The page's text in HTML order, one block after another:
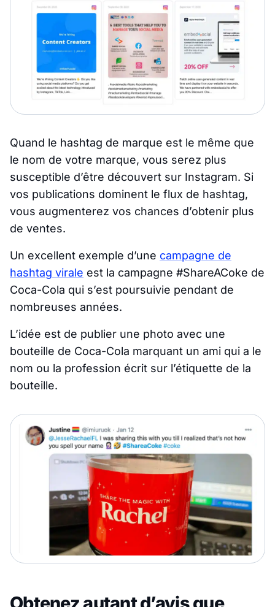
Quand le hashtag de marque est le même que
le nom de votre marque, vous serez plus
susceptible d’être découvert sur Instagram. Si
vos publications dominent le flux de hashtag,
vous augmenterez vos chances d’obtenir plus
de ventes.
Un excellent exemple d’une campagne de
hashtag virale est la campagne #ShareACoke de
Coca-Cola qui s’est poursuivie pendant de
nombreuses années.
L’idée est de publier une photo avec une
bouteille de Coca-Cola marquant un ami qui a le
nom ou la profession écrit sur l’étiquette de la
bouteille.
Obtenez autant d’avis que